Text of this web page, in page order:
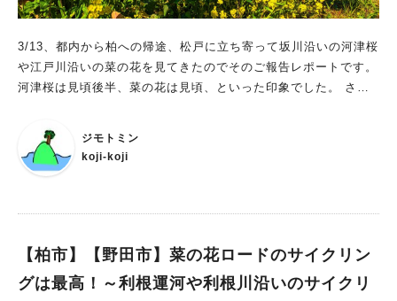
3/13、都内から柏への帰途、松戸に立ち寄って坂川沿いの河津桜
や江戸川沿いの菜の花を見てきたのでそのご報告レポートです。
河津桜は見頃後半、菜の花は見頃、といった印象でした。 さっ
います。 松戸神社通りは坂川に並行した通りで、また坂川は境
内を通って流れており、河津桜は坂川沿いに松戸神社の手前（駅
寄り）から先にかけて咲いているので、松戸神社を目指せば河津
ジモトミン
koji-koji
【柏市】【野田市】菜の花ロードのサイクリン
グは最高！～利根運河や利根川沿いのサイクリ